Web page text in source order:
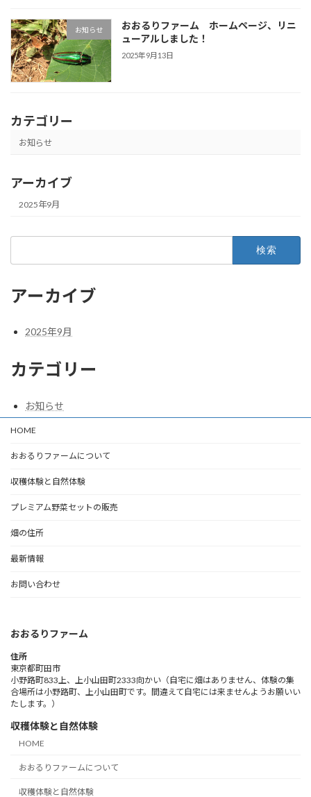
お知らせ
おおるりファーム ホームページ、リニ
ューアルしました！
2025年9月13日
カテゴリー
お知らせ
アーカイブ
2025年9月
アーカイブ
2025年9月
カテゴリー
お知らせ
HOME
おおるりファームについて
収穫体験と自然体験
プレミアム野菜セットの販売
畑の住所
最新情報
お問い合わせ
おおるりファーム
住所
東京都町田市
小野路町833上、上小山田町2333向かい（自宅に畑はありません、体験の集
合場所は小野路町、上小山田町です。間違えて自宅には来ませんようお願いい
たします。）
収穫体験と自然体験
HOME
おおるりファームについて
収穫体験と自然体験